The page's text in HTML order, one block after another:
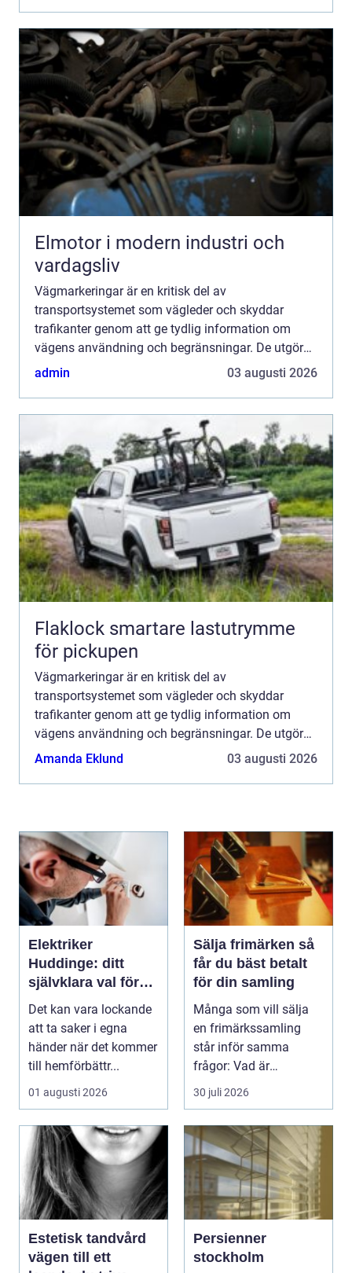
Elmotor i modern industri och
vardagsliv
Vägmarkeringar är en kritisk del av
transportsystemet som vägleder och skyddar
trafikanter genom att ge tydlig information om
vägens användning och begränsningar. De utgör
de tysta vägvisarna som ständigt ...
admin 03 augusti 2026
Flaklock smartare lastutrymme
för pickupen
Vägmarkeringar är en kritisk del av
transportsystemet som vägleder och skyddar
trafikanter genom att ge tydlig information om
vägens användning och begränsningar. De utgör
de tysta vägvisarna som ständigt ...
Amanda Eklund 03 augusti 2026
Elektriker
Huddinge: ditt
självklara val för
säker elinstallation
Det kan vara lockande
att ta saker i egna
händer när det kommer
till hemförbättr...
01 augusti 2026
Sälja frimärken så
får du bäst betalt
för din samling
Många som vill sälja
en frimärkssamling
står inför samma
frågor: Vad är
samlingen värd? Var
vänder m...
30 juli 2026
Estetisk tandvård
vägen till ett
Persienner
stockholm